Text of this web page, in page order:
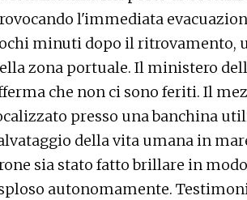
l'immediata
minuti dopo il ritrovamento,
zona portuale. Il ministero
che non ci sono feriti. Il
presso una banchina
della vita umana in
sia stato fatto brillare in
autonomamente.